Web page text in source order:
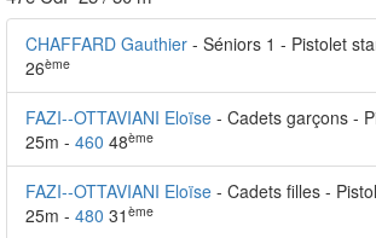
CHAFFARD Gauthier - Séniors 1 - Pistolet
26ème
FAZI--OTTAVIANI Eloïse - Cadets garçons -
25m - 460 48ème
FAZI--OTTAVIANI Eloïse - Cadets filles -
25m - 480 31 ème